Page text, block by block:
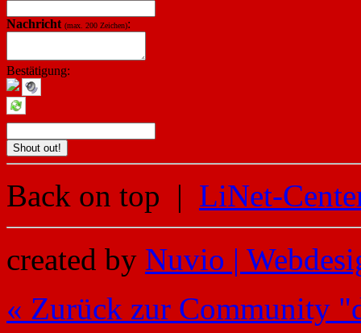
Nachricht (max. 200 Zeichen):
Bestätigung:
Back on top | LiNet-
created by Nuvio |
« Zurück zur Community